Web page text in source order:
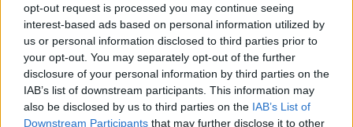
opt-out request is processed you may continue seeing
interest-based ads based on personal information utilized by
us or personal information disclosed to third parties prior to
your opt-out. You may separately opt-out of the further
disclosure of your personal information by third parties on the
IAB’s list of downstream participants. This information may
also be disclosed by us to third parties on the IAB’s List of
Downstream Participants that may further disclose it to other
Alle Sender